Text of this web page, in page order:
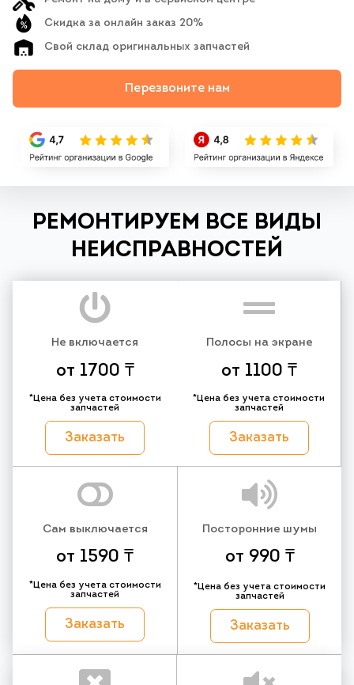
Скидка за онлайн заказ 20%
Свой склад оригинальных запчастей
Перезвоните нам
РЕМОНТИРУЕМ ВСЕ ВИДЫ
НЕИСПРАВНОСТЕЙ
Не включается
от 1700 ₸
*Цена без учета стоимости
запчастей
Заказать
Полосы на экране
от 1100 ₸
*Цена без учета стоимости
запчастей
Заказать
Сам выключается
от 1590 ₸
*Цена без учета стоимости
запчастей
Заказать
Посторонние шумы
от 990 ₸
*Цена без учета стоимости
запчастей
Заказать